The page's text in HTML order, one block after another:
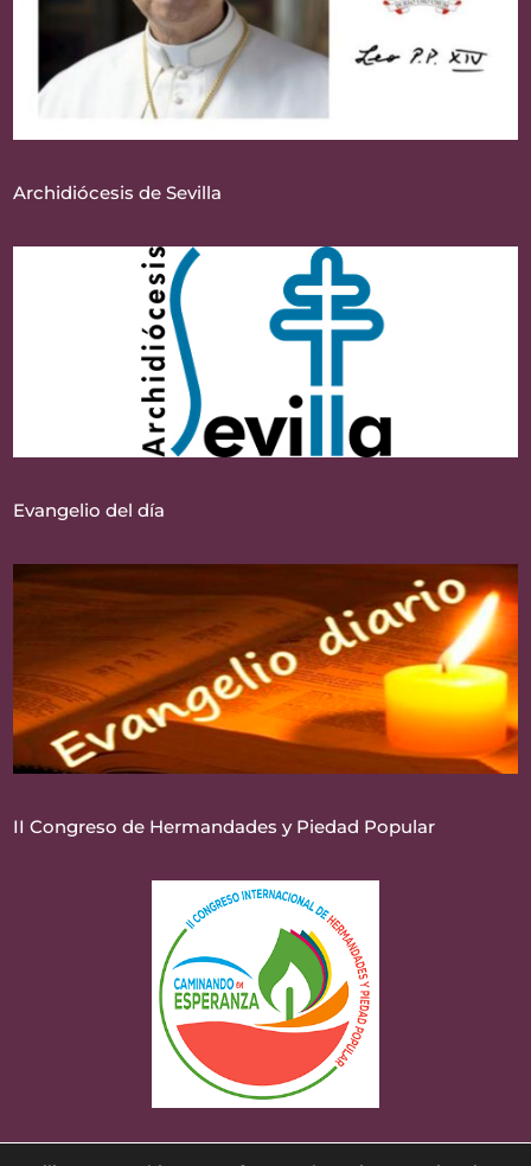
Archidiócesis de Sevilla
Evangelio del día
II Congreso de Hermandades y Piedad Popular